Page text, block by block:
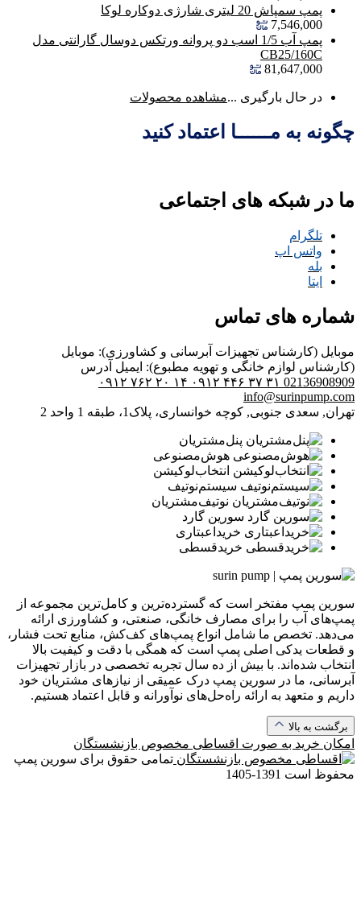
پمپ سمپاش 20 لیتری شارژی دوکاره لوکا
7,546,000
پمپ آب 1/5 اسب دو پروانه ورتکس دوسال گارانتی مدل
CB25/160C
81,647,000
در حال بارگیری ...مشاهده محصولات
چگونه به مــــــا اعتماد کنید
ما در شبکه های اجتماعی
تلگرام
واتس اپ
بله
ایتا
شماره های تماس
موبایل (کارشناس تجهیزات آبرسانی و کشاورزی): موبایل
(کارشناس لوازم خانگی و تهویه مطبوع): ایمیل آدرس
02136908909 ۰۹۱۲ ۴۴۶ ۳۷ ۳۱ ۰۹۱۲ ۷۶۲ ۲۰ ۱۴
info@surinpump.com
تهران, سعدی جنوبی, کوچه خوانساری، پلاک1، طبقه 1 واحد 2
پنل‌مشتریان
هوش‌مصنوعی
انتخاب‌لوکیشن
سیستم‌نوتیف
نوتیف‌مشتریان
سورین گارد
خرید‌اعبتاری
خرید‌قسطی
سورین پمپ مفتخر است که گسترده‌ترین و کامل‌ترین مجموعه از
پمپ‌های آب را برای مصارف خانگی، صنعتی، و کشاورزی ارائه
می‌دهد. تخصص ما شامل انواع پمپ‌های کف‌کش، منابع تحت فشار،
و قطعات یدکی اصلی پمپ است که همگی با دقت و کیفیت بالا
انتخاب شده‌اند. با بیش از ده سال تجربه تخصصی در بازار تجهیزات
آبرسانی، ما در سورین پمپ درک عمیقی از نیازهای مشتریان خود
داریم و متعهد به ارائه راه‌حل‌های نوآورانه و قابل اعتماد هستیم.
برگشت به بالا
امکان خرید به صورت اقساطی مخصوص بازنشستگان
تمامی حقوق برای سورین پمپ
محفوظ است 1391-1405